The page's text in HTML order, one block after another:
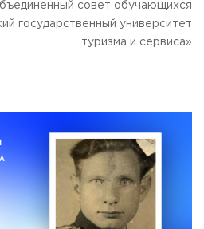
совет обучающихся
государственный университет
туризма и сервиса»